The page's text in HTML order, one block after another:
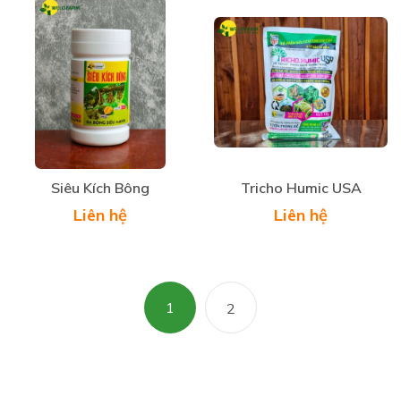
Siêu Kích Bông
Liên hệ
Tricho Humic USA
Liên hệ
1 2